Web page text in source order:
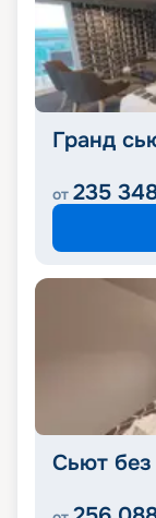
Гранд
от 235
Сьют без